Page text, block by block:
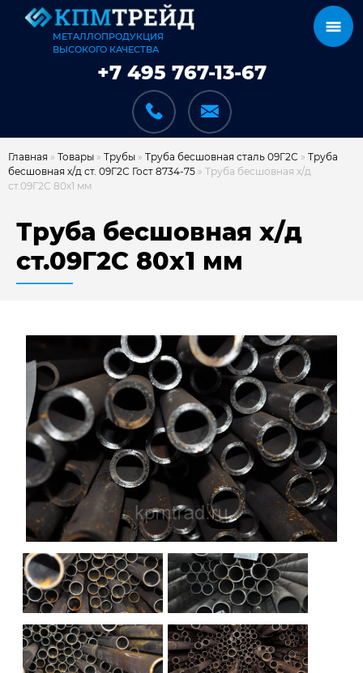
МЕТАЛЛОПРОДУКЦИЯ
ВЫСОКОГО КАЧЕСТВА
+7 495 767-13-67
ДОСТАВКА И ОПЛАТА
НАШИ ОБЪЕКТЫ
ОТЗЫВЫ
О НАС
БЛОГ
КОНТАКТЫ
Главная » Товары » Трубы » Труба бесшовная сталь 09Г2С » Труба
бесшовная х/д ст. 09Г2С Гост 8734-75 » Труба бесшовная х/д
ст.09Г2С 80х1 мм
Труба бесшовная х/д
ст.09Г2С 80х1 мм